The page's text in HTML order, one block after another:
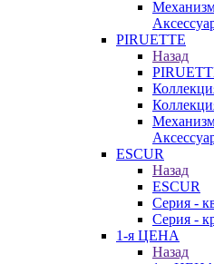
PIRUETTE
Назад
ESCUR
Назад
ESCUR
Серия -
Серия -
1-я ЦЕНА
Назад